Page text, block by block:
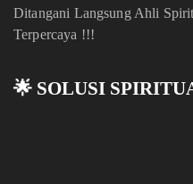
Ditangani Langsung Ahli
Terpercaya !!!
🌟 SOLUSI